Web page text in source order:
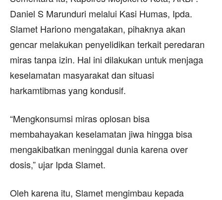
Daniel S Marunduri melalui Kasi Humas, Ipda.
Slamet Hariono mengatakan, pihaknya akan
gencar melakukan penyelidikan terkait peredaran
miras tanpa izin. Hal ini dilakukan untuk menjaga
keselamatan masyarakat dan situasi
harkamtibmas yang kondusif.
“Mengkonsumsi miras oplosan bisa
membahayakan keselamatan jiwa hingga bisa
mengakibatkan meninggal dunia karena over
dosis,” ujar Ipda Slamet.
Oleh karena itu, Slamet mengimbau kepada